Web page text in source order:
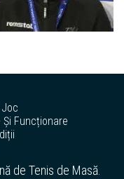
Și Funcționare
de Tenis de Masă.